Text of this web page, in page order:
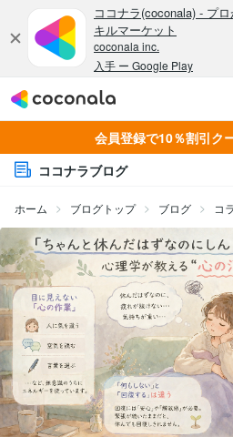
会員登録で10％割引ク
ココナラブログ
ホーム ブログトップ ブログ コ